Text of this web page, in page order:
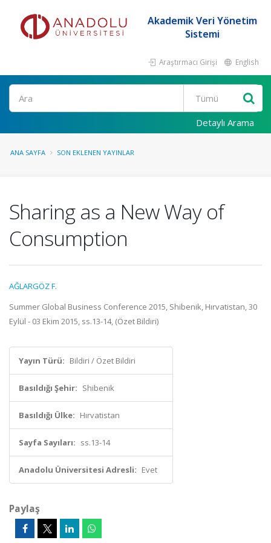
Akademik Veri Yönetim
Sistemi
Araştırmacı Girişi English
Ara
Detaylı Arama
ANA SAYFA SON EKLENEN YAYINLAR
Sharing as a New Way of
Consumption
AĞLARGÖZ F.
Summer Global Business Conference 2015, Shibenik, Hırvatistan, 30
Eylül - 03 Ekim 2015, ss.13-14, (Özet Bildiri)
Yayın Türü: Bildiri / Özet Bildiri
Basıldığı Şehir: Shibenik
Basıldığı Ülke: Hırvatistan
Sayfa Sayıları: ss.13-14
Anadolu Üniversitesi Adresli: Evet
Paylaş